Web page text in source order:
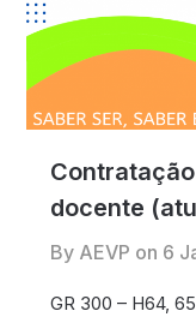
docente
By AEVP on 6
GR 300 – H64,